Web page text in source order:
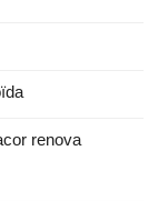
renova